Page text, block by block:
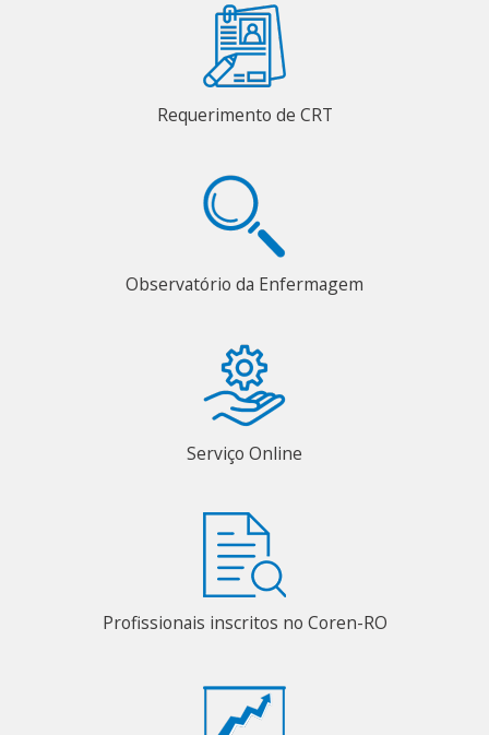
Requerimento de CRT
Observatório da Enfermagem
Serviço Online
Profissionais inscritos no Coren-RO